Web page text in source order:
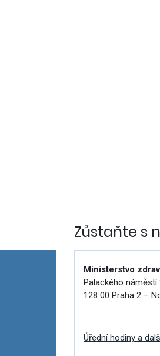
Zůstaňte s
Ministerstvo
Palackého náměstí
128 00 Praha 2 –
Úřední hodiny a